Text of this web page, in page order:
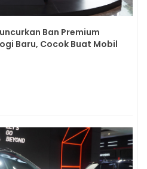
Ban Premium
Baru, Cocok Buat Mobil